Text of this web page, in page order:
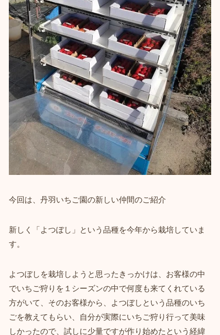
今回は、丹羽いちご園の新しい仲間のご紹介
新しく「よつぼし」という品種を今年から栽培していま
す。
よつぼしを栽培しようと思ったきっかけは、お客様の中
でいちご狩りを１シーズンの中で何度も来てくれている
方がいて、そのお客様から、よつぼしという品種のいち
ごを教えてもらい、自分が実際にいちご狩り行って美味
しかったので、試しに少量ですが作り始めたという経緯